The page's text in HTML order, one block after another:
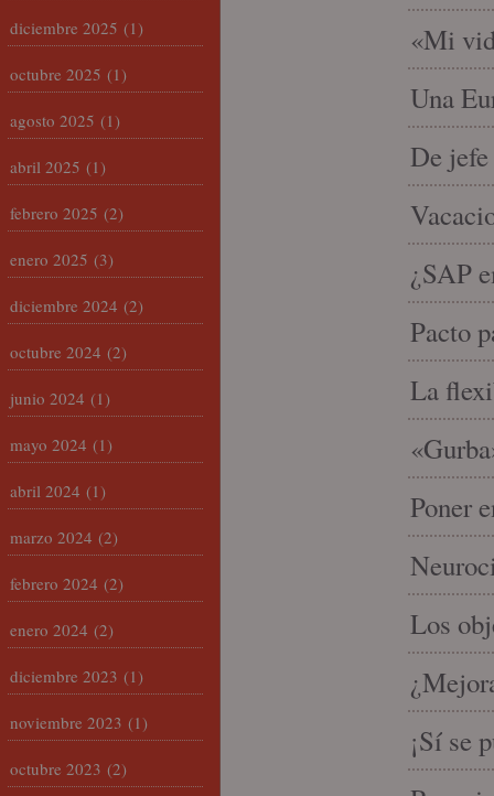
«Mi
Una
De
¿SAP
Pacto
La
Poner
Los
¡Sí se
diciembre 2025 (1)
octubre 2025 (1)
agosto 2025 (1)
abril 2025 (1)
febrero 2025 (2)
enero 2025 (3)
diciembre 2024 (2)
octubre 2024 (2)
junio 2024 (1)
mayo 2024 (1)
abril 2024 (1)
marzo 2024 (2)
febrero 2024 (2)
enero 2024 (2)
diciembre 2023 (1)
noviembre 2023 (1)
octubre 2023 (2)